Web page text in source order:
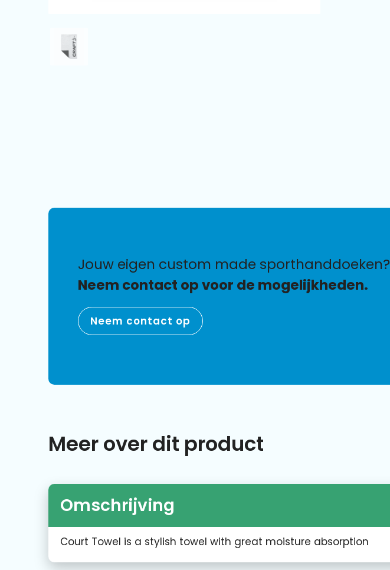
jouw eigen custom made sporthanddoeken?
Neem contact op voor de mogelijkheden.
Neem contact op
Meer over dit product
Omschrijving
Court Towel is a stylish towel with great moisture absorption